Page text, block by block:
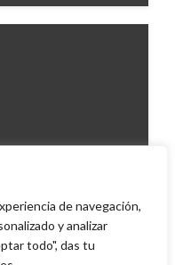
de navegación,
y analizar
todo", das tu
Vives,